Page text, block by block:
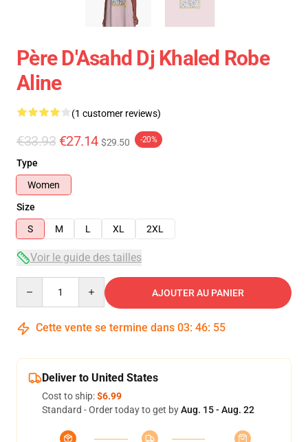
Père D'Asahd Dj Khaled Robe
Aline
(1 customer reviews)
€33.93 €27.14 $29.50 -20%
Type
Women
Size
S
M L XL 2XL
Voir le guide des tailles
AJOUTER AU PANIER
Cette vente se termine dans 03: 46: 55
Deliver to United States
Cost to ship:$6.99
Standard - Order today to get byAug. 15 - Aug. 22